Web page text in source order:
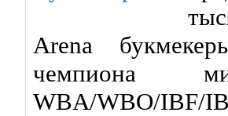
Arena
чемпиона
WBA/WBO/IBF/